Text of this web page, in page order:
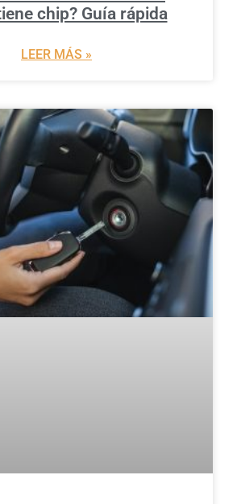
chip? Guía rápida
LEER MÁS »